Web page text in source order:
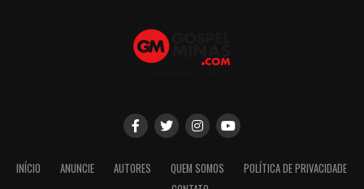
INÍCIO ANUNCIE AUTORES QUEM SOMOS
POLÍTICA DE PRIVACIDADE